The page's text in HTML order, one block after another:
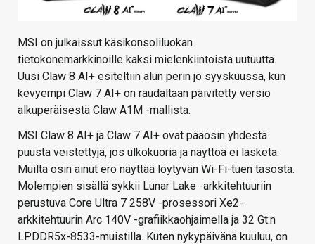
MSI on julkaissut käsikonsoliluokan
tietokonemarkkinoille kaksi mielenkiintoista uutuutta.
Uusi Claw 8 AI+ esiteltiin alun perin jo syyskuussa, kun
kevyempi Claw 7 AI+ on raudaltaan päivitetty versio
alkuperäisestä Claw A1M -mallista.
MSI Claw 8 AI+ ja Claw 7 AI+ ovat pääosin yhdestä
puusta veistettyjä, jos ulkokuoria ja näyttöä ei lasketa.
Muilta osin ainut ero näyttää löytyvän Wi-Fi-tuen tasosta.
Molempien sisällä sykkii Lunar Lake -arkkitehtuuriin
perustuva Core Ultra 7 258V -prosessori Xe2-
arkkitehtuurin Arc 140V -grafiikkaohjaimella ja 32 Gt:n
LPDDR5x-8533-muistilla. Kuten nykypäivänä kuuluu, on